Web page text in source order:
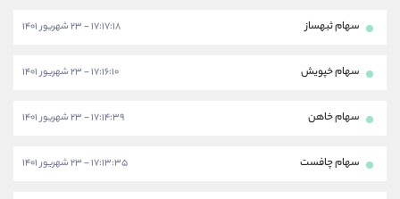
سهام ثبهساز ۱۷:۱۷:۱۸ - ۲۳ شهریور ۱۴۰۱
سهام خپویش ۱۷:۱۶:۱۰ - ۲۳ شهریور ۱۴۰۱
سهام خاهن ۱۷:۱۴:۳۹ - ۲۳ شهریور ۱۴۰۱
سهام چافست ۱۷:۱۳:۳۵ - ۲۳ شهریور ۱۴۰۱